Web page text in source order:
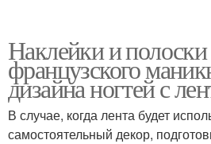
Наклейки и полоски
французского
дизайна ногтей с
В случае, когда лента будет
самостоятельный декор,